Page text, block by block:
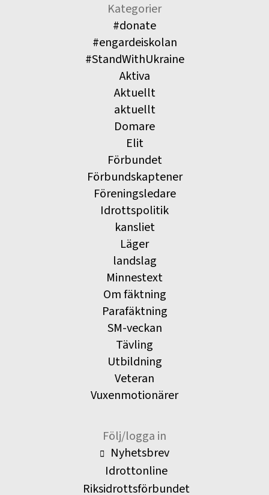
Kategorier
#donate
#engardeiskolan
#StandWithUkraine
Aktiva
Aktuellt
aktuellt
Domare
Elit
Förbundet
Förbundskaptener
Föreningsledare
Idrottspolitik
kansliet
Läger
landslag
Minnestext
Om fäktning
Parafäktning
SM-veckan
Tävling
Utbildning
Veteran
Vuxenmotionärer
Följ/logga in
Nyhetsbrev
Idrottonline
Riksidrottsförbundet